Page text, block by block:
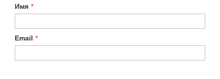
Имя *
Email *